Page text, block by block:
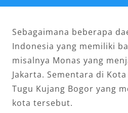
Sebagaimana beberapa
Indonesia yang memiliki
misalnya Monas yang
Jakarta. Sementara di
Tugu Kujang Bogor yang
kota tersebut.